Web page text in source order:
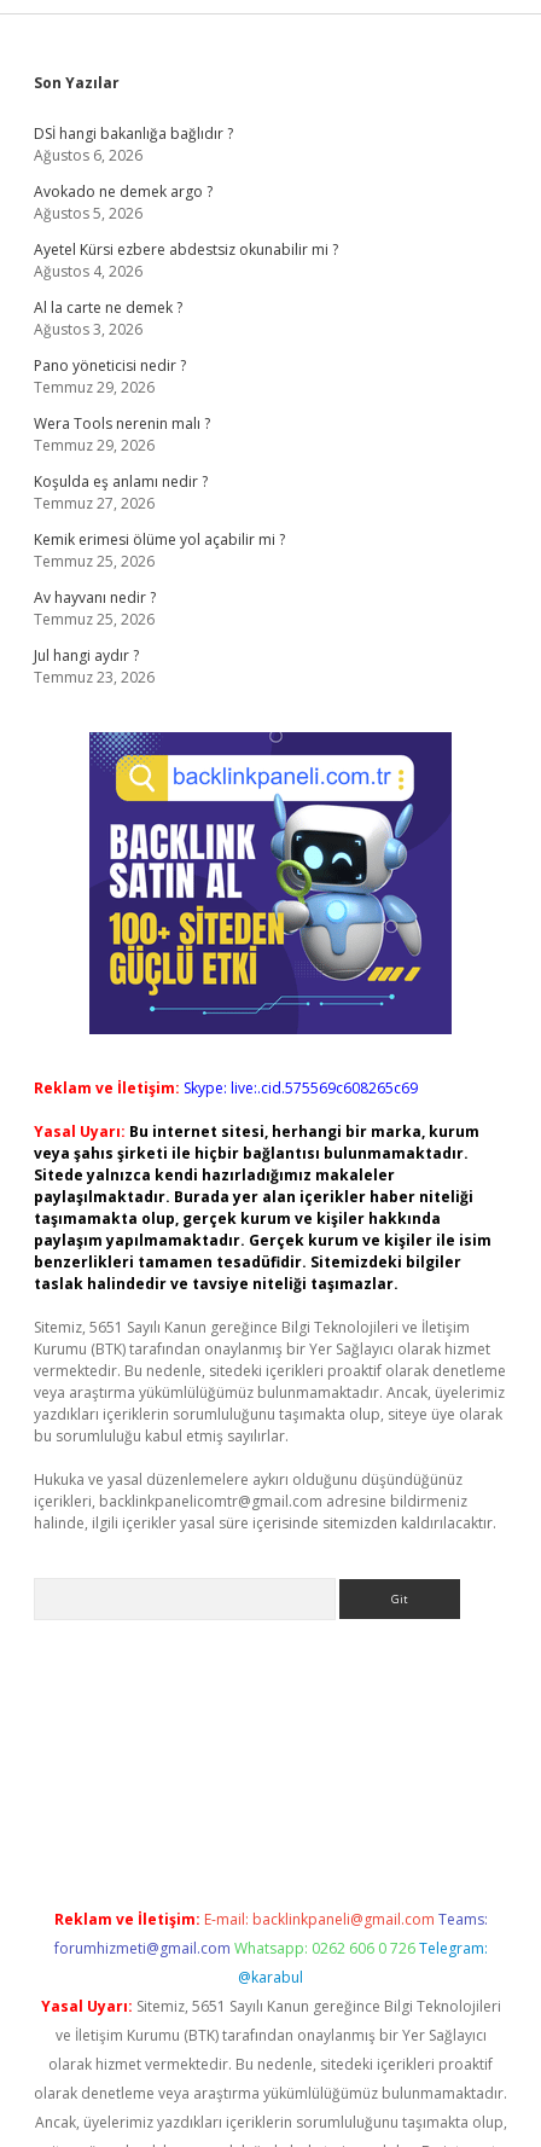
Sidebar
Son Yazılar
DSİ hangi bakanlığa bağlıdır ?
Ağustos 6, 2026
Avokado ne demek argo ?
Ağustos 5, 2026
Ayetel Kürsi ezbere abdestsiz okunabilir mi ?
Ağustos 4, 2026
Al la carte ne demek ?
Ağustos 3, 2026
Pano yöneticisi nedir ?
Temmuz 29, 2026
Wera Tools nerenin malı ?
Temmuz 29, 2026
Koşulda eş anlamı nedir ?
Temmuz 27, 2026
Kemik erimesi ölüme yol açabilir mi ?
Temmuz 25, 2026
Av hayvanı nedir ?
Temmuz 25, 2026
Jul hangi aydır ?
Temmuz 23, 2026
Reklam ve İletişim: Skype: live:.cid.575569c608265c69
Yasal Uyarı: Bu internet sitesi, herhangi bir marka, kurum
veya şahıs şirketi ile hiçbir bağlantısı bulunmamaktadır.
Sitede yalnızca kendi hazırladığımız makaleler
paylaşılmaktadır. Burada yer alan içerikler haber niteliği
taşımamakta olup, gerçek kurum ve kişiler hakkında
paylaşım yapılmamaktadır. Gerçek kurum ve kişiler ile isim
benzerlikleri tamamen tesadüfidir. Sitemizdeki bilgiler
taslak halindedir ve tavsiye niteliği taşımazlar.
Sitemiz, 5651 Sayılı Kanun gereğince Bilgi Teknolojileri ve İletişim
Kurumu (BTK) tarafından onaylanmış bir Yer Sağlayıcı olarak hizmet
vermektedir. Bu nedenle, sitedeki içerikleri proaktif olarak denetleme
veya araştırma yükümlülüğümüz bulunmamaktadır. Ancak, üyelerimiz
yazdıkları içeriklerin sorumluluğunu taşımakta olup, siteye üye olarak
bu sorumluluğu kabul etmiş sayılırlar.
Hukuka ve yasal düzenlemelere aykırı olduğunu düşündüğünüz
içerikleri, backlinkpanelicomtr@gmail.com adresine bildirmeniz
halinde, ilgili içerikler yasal süre içerisinde sitemizden kaldırılacaktır.
Reklam ve İletişim: E-mail: backlinkpaneli@gmail.com Teams:
forumhizmeti@gmail.com Whatsapp: 0262 606 0 726 Telegram:
@karabul
Yasal Uyarı: Sitemiz, 5651 Sayılı Kanun gereğince Bilgi Teknolojileri
ve İletişim Kurumu (BTK) tarafından onaylanmış bir Yer Sağlayıcı
olarak hizmet vermektedir. Bu nedenle, sitedeki içerikleri proaktif
olarak denetleme veya araştırma yükümlülüğümüz bulunmamaktadır.
Ancak, üyelerimiz yazdıkları içeriklerin sorumluluğunu taşımakta olup,